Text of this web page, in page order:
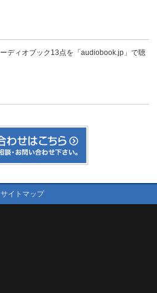
ディオブック13点を「audiobook.jp」で聴
サイトマップ